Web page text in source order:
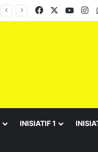
Facebook
INISIATIF 1